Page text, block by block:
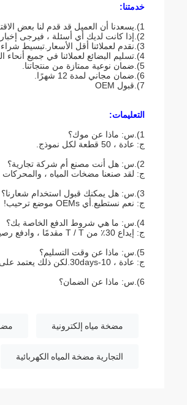
خدمتنا:
1).يسعدنا أن العميل قد قدم لنا بعض الاقتراحات للسعر والمنتجات.
2).إذا كانت لديك أي أسئلة ، فيرجى إخبارنا أولاً عن طريق البريد الإلكتروني أو الهاتف.بعد ذلك ، يمكننا التعامل معهم في الوقت المناسب.
3).نقدم لعملائنا أقل الأسعار.تبسيط شراء ودفع عمليات.
4).تسليم البضائع لعملائنا في جميع أنحاء العالم بسرعة ودقة.
5).ضمان نوعية ممتازة من منتجاتنا.
6).ضمان مجاني لمدة 12 شهرًا.
7).قبول OEM
التعليمات:
1).س: ماذا عن موك؟
ج: عادة ، 50 قطعة لكل نموذج.
2).س: هل أنت مصنع أم شركة تجارية؟
ج: لقد صنعنا مضخات المياه ، والمحركات ،
3).س: هل يمكنك قبول استخدام شعارنا؟
ج: نعم نستطيع.أي OEMs موضع ترحيب!
4).س: ما هي شروط الدفع الخاصة بك؟
ج: إيداع 30٪ من T / T مقدمًا ، وادفع رصيد 70٪ مقابل نسخة B / L.
5).س: ماذا عن وقت التسليم؟
ج: عادة ، 10-30days.لكن ذلك يعتمد على كمية طلبك.
6).س: ماذا عن الضمان؟
مضخة مياه إلكترونية
التجارية مضخة المياه الكهربائية